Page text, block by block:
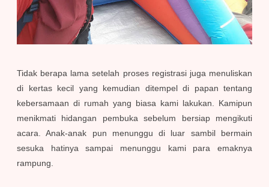
Tidak berapa lama setelah proses registrasi juga menuliskan
di kertas kecil yang kemudian ditempel di papan tentang
kebersamaan di rumah yang biasa kami lakukan. Kamipun
menikmati hidangan pembuka sebelum bersiap mengikuti
acara. Anak-anak pun menunggu di luar sambil bermain
sesuka hatinya sampai menunggu kami para emaknya
rampung.